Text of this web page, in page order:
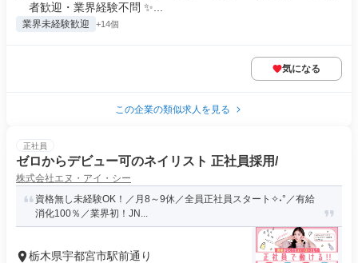
者歓迎・業界経験不問 ✨...
業界未経験歓迎 +14個
気になる
この企業の類似求人を見る
正社員
ゼロからデビュー可のネイリスト 正社員採用/
株式会社エヌ・アイ・シー
資格無し未経験OK！／月8～9休／全員正社員スタート✧˖°／有給
消化100％／業界初！JN...
栃木県宇都宮市駅前通り